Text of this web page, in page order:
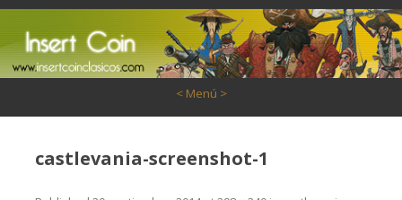
< Menú >
castlevania-screenshot-1